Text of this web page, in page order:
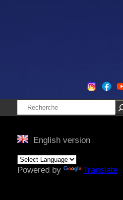
Rechercher
English version
Powered by Translate